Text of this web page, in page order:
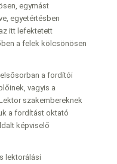
egymást
egyetértésben
itt lefektetett
a felek kölcsönösen
a fordítói
vagyis a
szakembereknek
a fordítást oktató
képviselő
lektorálási